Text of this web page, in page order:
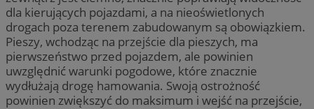
dla kierujących pojazdami, a na nieoświetlonych
drogach poza terenem zabudowanym są obowiązkiem.
Pieszy, wchodząc na przejście dla pieszych, ma
pierwszeństwo przed pojazdem, ale powinien
uwzględnić warunki pogodowe, które znacznie
wydłużają drogę hamowania. Swoją ostrożność
powinien zwiększyć do maksimum i wejść na przejście,